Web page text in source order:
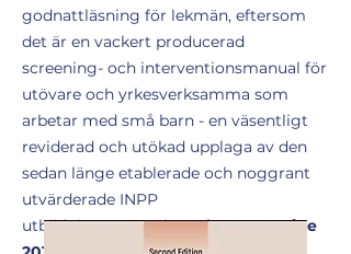
godnattläsning för lekmän, eftersom
det är en vackert producerad
screening- och interventionsmanual för
utövare och yrkesverksamma som
arbetar med små barn - en väsentligt
reviderad och utökad upplaga av den
sedan länge etablerade och noggrant
utvärderade INPP
utbildningsmanual."Mother Magazine